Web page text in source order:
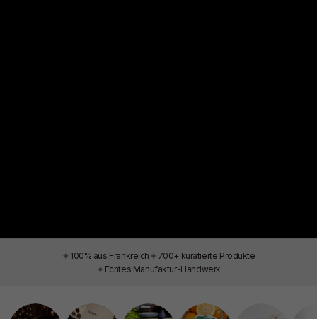
✦ 100% aus Frankreich ✦ 700+ kuratierte Produkte
✦ Echtes Manufaktur-Handwerk